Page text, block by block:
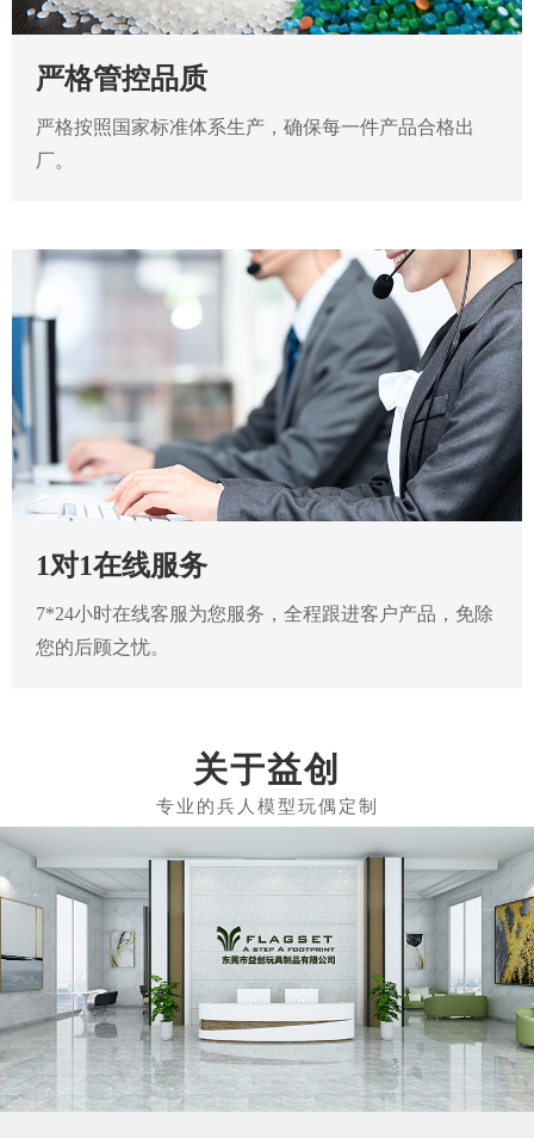
严格管控品质
严格按照国家标准体系生产，确保每一件产品合格出
厂。
1对1在线服务
7*24小时在线客服为您服务，全程跟进客户产品，免除
您的后顾之忧。
关于益创